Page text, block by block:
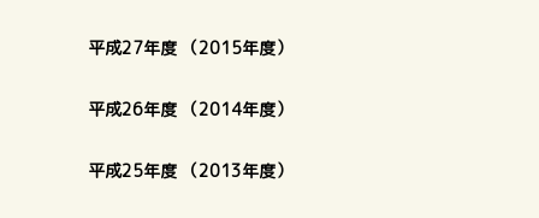
平成27年度 （2015年度）
平成26年度 （2014年度）
平成25年度 （2013年度）